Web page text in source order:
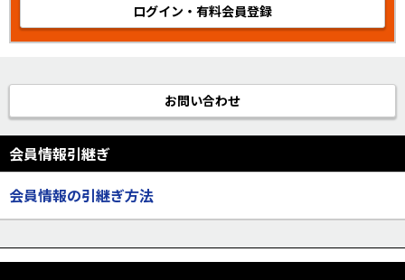
ログイン・有料会員登録
お問い合わせ
会員情報引継ぎ
会員情報の引継ぎ方法